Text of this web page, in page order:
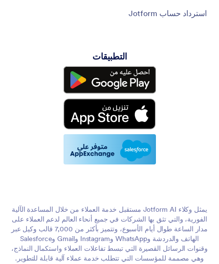
استرداد حساب Jotform
التطبيقات
يمثل وكلاء Jotform AI مستقبل خدمة العملاء من خلال المساعدة الآلية
الفورية، والتي تثق بها الشركات في جميع أنحاء العالم لدعم العملاء على
مدار الساعة طوال أيام الأسبوع، وتتميز بأكثر من 7,000 قالب وكيل عبر
الهاتف والدردشة وWhatsApp وInstagram وGmail وSalesforce
وقنوات الرسائل القصيرة التي تبسط تفاعلات العملاء واستكمال النماذج،
وهي مصممة للمؤسسات التي تتطلب خدمة عملاء آلية قابلة للتطوير.